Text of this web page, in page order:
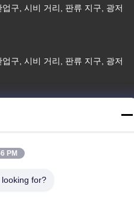
구, 시비 거리, 판류 지구, 광저
구, 시비 거리, 판류 지구, 광저
공급자. 저작권 -2026 Sinuo
PM
for?